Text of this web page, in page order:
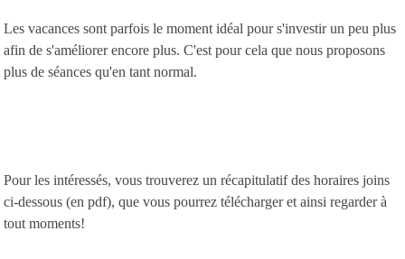
Les vacances sont parfois le moment idéal pour s'investir un peu plus
afin de s'améliorer encore plus. C'est pour cela que nous proposons
plus de séances qu'en tant normal.
Pour les intéressés, vous trouverez un récapitulatif des horaires joins
ci-dessous (en pdf), que vous pourrez télécharger et ainsi regarder à
tout moments!